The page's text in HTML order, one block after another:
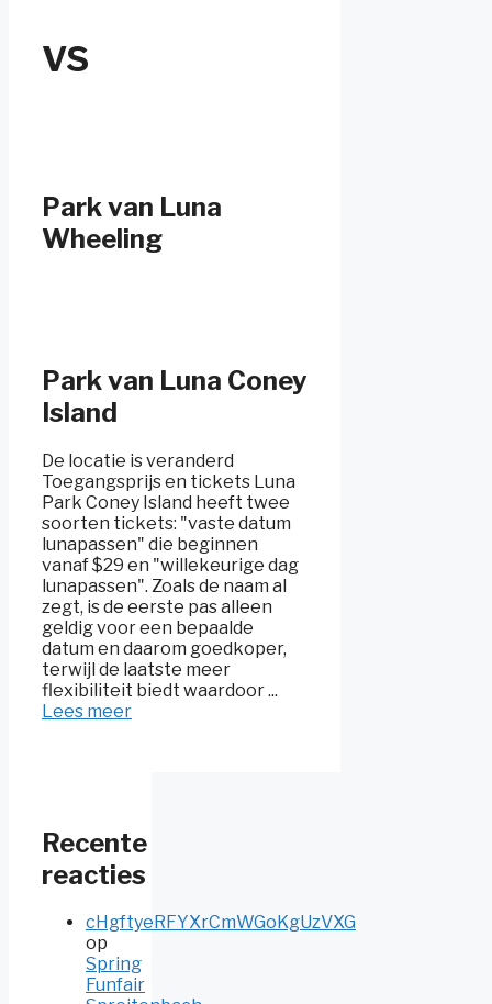
VS
Park van Luna
Wheeling
Park van Luna Coney
Island
De locatie is veranderd
Toegangsprijs en tickets Luna
Park Coney Island heeft twee
soorten tickets: "vaste datum
lunapassen" die beginnen
vanaf $29 en "willekeurige dag
lunapassen". Zoals de naam al
zegt, is de eerste pas alleen
geldig voor een bepaalde
datum en daarom goedkoper,
terwijl de laatste meer
flexibiliteit biedt waardoor ...
Lees meer
Recente
reacties
cHgftyeRFYXrCmWGoKgUzVXG
op
Spring
Funfair